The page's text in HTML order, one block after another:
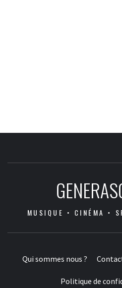
MUSIQUE • CINÉMA •
Qui sommes nous ?
Politique de